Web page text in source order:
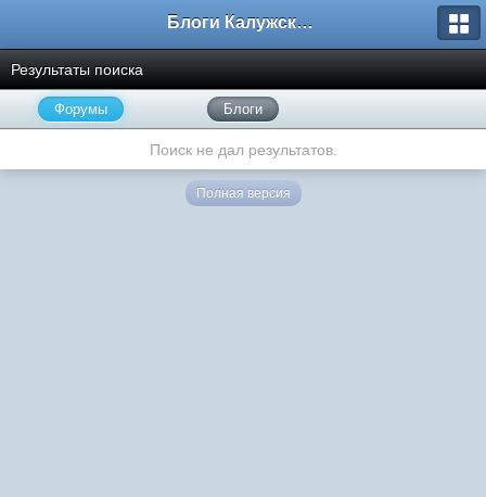
Блоги Калужского перекрестка
Результаты поиска
Форумы Блоги
Поиск не дал результатов.
Полная версия